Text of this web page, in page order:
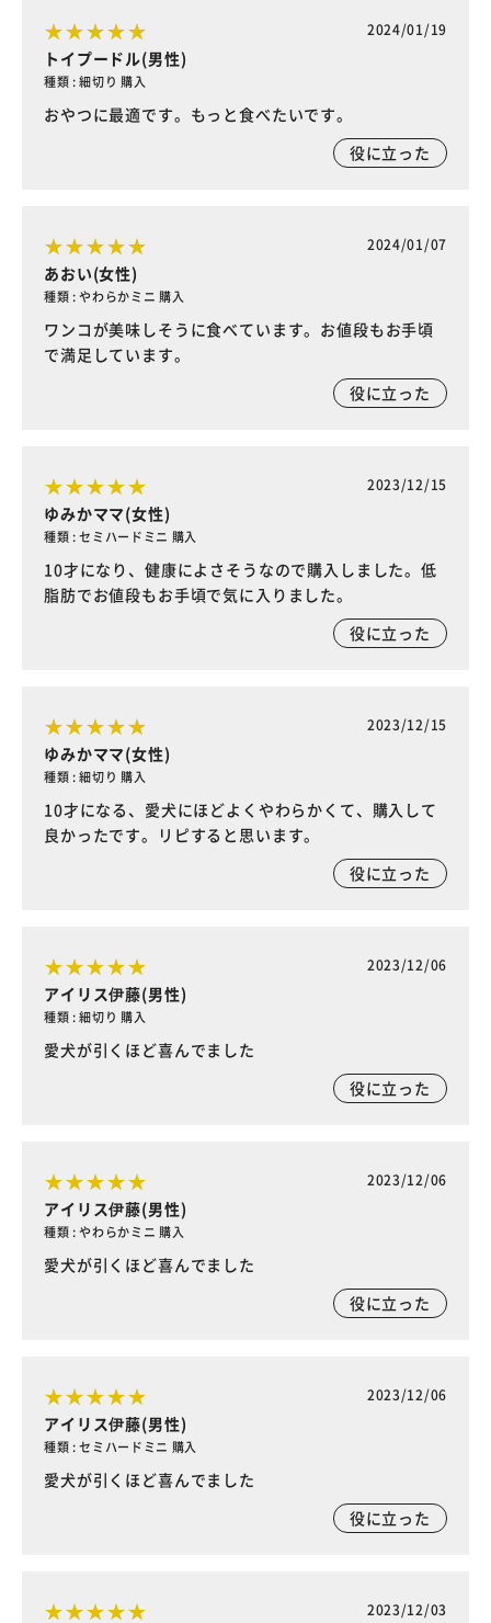
2024/01/19
トイプードル(男性)
種類 : 細切り 購入
おやつに最適です。もっと食べたいです。
役に立った
2024/01/07
あおい(女性)
種類 : やわらかミニ 購入
ワンコが美味しそうに食べています。お値段もお手頃
で満足しています。
役に立った
2023/12/15
ゆみかママ(女性)
種類 : セミハードミニ 購入
10才になり、健康によさそうなので購入しました。低
脂肪でお値段もお手頃で気に入りました。
役に立った
2023/12/15
ゆみかママ(女性)
種類 : 細切り 購入
10才になる、愛犬にほどよくやわらかくて、購入して
良かったです。リピすると思います。
役に立った
2023/12/06
アイリス伊藤(男性)
種類 : 細切り 購入
愛犬が引くほど喜んでました
役に立った
2023/12/06
アイリス伊藤(男性)
種類 : やわらかミニ 購入
愛犬が引くほど喜んでました
役に立った
2023/12/06
アイリス伊藤(男性)
種類 : セミハードミニ 購入
愛犬が引くほど喜んでました
役に立った
2023/12/03